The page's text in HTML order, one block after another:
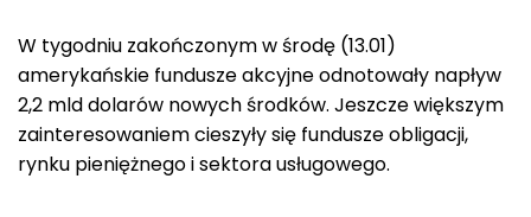
W tygodniu zakończonym w środę (13.01)
amerykańskie fundusze akcyjne odnotowały napływ
2,2 mld dolarów nowych środków. Jeszcze większym
zainteresowaniem cieszyły się fundusze obligacji,
rynku pieniężnego i sektora usługowego.